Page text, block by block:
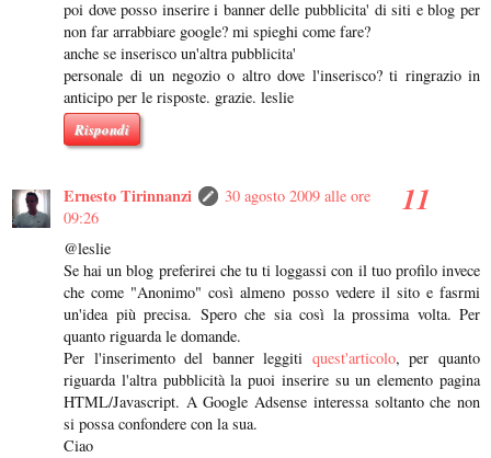
poi dove posso inserire i banner delle pubblicita' di siti e blog per
non far arrabbiare google? mi spieghi come fare?
anche se inserisco un'altra pubblicita'
personale di un negozio o altro dove l'inserisco? ti ringrazio in
anticipo per le risposte. grazie. leslie
Rispondi
Ernesto Tirinnanzi
30 agosto 2009 alle ore
09:26
@leslie
Se hai un blog preferirei che tu ti loggassi con il tuo profilo invece
che come "Anonimo" così almeno posso vedere il sito e fasrmi
un'idea più precisa. Spero che sia così la prossima volta. Per
quanto riguarda le domande.
Per l'inserimento del banner leggiti quest'articolo, per quanto
riguarda l'altra pubblicità la puoi inserire su un elemento pagina
HTML/Javascript. A Google Adsense interessa soltanto che non
si possa confondere con la sua.
Ciao